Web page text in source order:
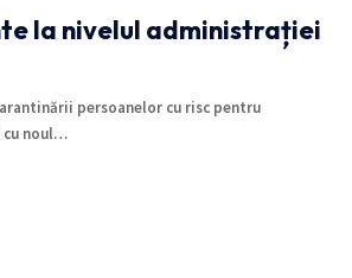
la nivelul administrației
persoanelor cu risc pentru
noul…